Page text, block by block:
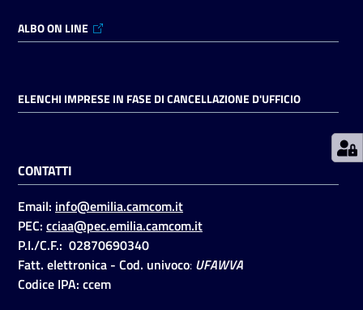
on line
Accedi
ALBO ON LINE
ELENCHI IMPRESE IN FASE DI CANCELLAZIONE D'UFFICIO
CONTATTI
Email: info@emilia.camcom.it
PEC: cciaa@pec.emilia.camcom.it
P.I./C.F.: 02870690340
Fatt. elettronica - Cod. univoco: UFAWVA
Codice IPA: ccem